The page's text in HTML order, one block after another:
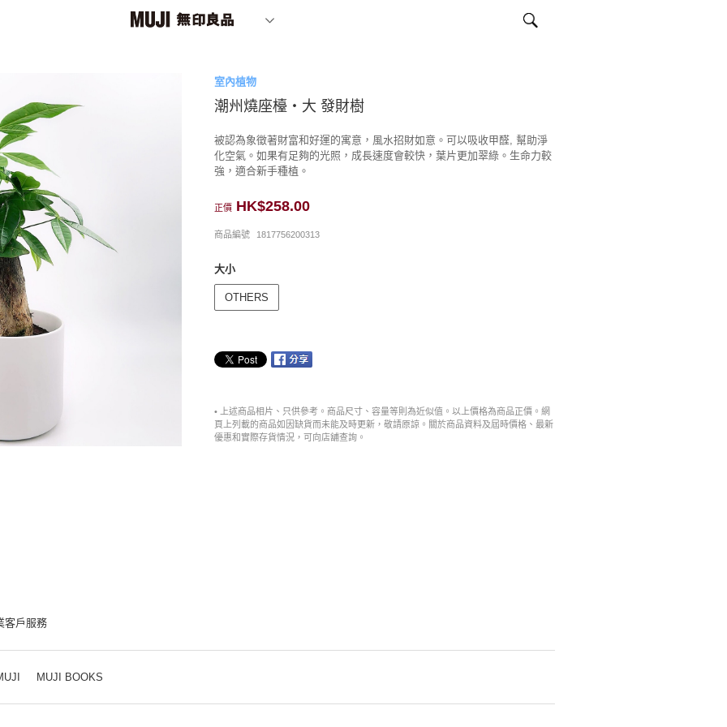
室內植物
潮州燒座檯‧大 發財樹
被認為象徵著財富和好運的寓意，風水招財如意。可以吸收甲醛, 幫助淨
化空氣。如果有足夠的光照，成長速度會較快，葉片更加翠綠。生命力較
強，適合新手種植。
正價 HK$258.00
商品編號 1817756200313
大小
OTHERS
• 上述商品相片、只供參考。商品尺寸、容量等則為近似值。以上價格為商品正價。網
頁上列載的商品如因缺貨而未能及時更新，敬請原諒。關於商品資料及屆時價格、最新
優惠和實際存貨情況，可向店舖查詢。
客戶服務
MUJI BOOKS